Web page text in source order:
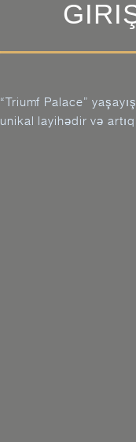
“Triumf Palace”
unikal layihədir və